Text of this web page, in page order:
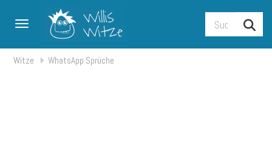
Toggle navigation
Witze WhatsApp Sprüche